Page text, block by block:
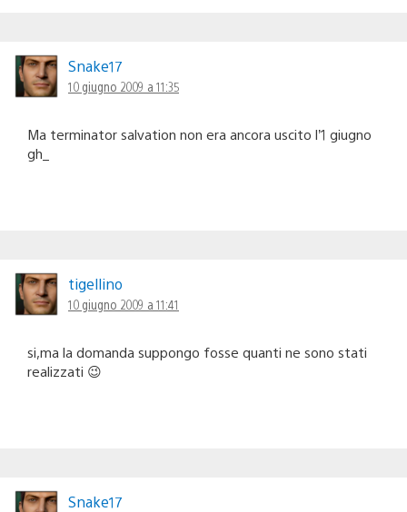
Snake17
10 giugno 2009 a 11:35
Ma terminator salvation non era ancora uscito l’1 giugno
gh_
tigellino
10 giugno 2009 a 11:41
si,ma la domanda suppongo fosse quanti ne sono stati
realizzati 😉
Snake17